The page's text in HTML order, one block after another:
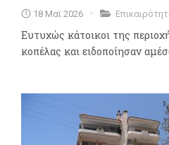
18 Μαϊ 2026
Ευτυχώς κάτοικοι της
κοπέλας και ειδοποίησαν